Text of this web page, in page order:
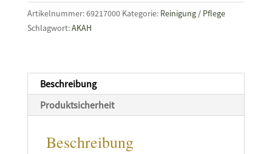
Menge
Artikelnummer:69217000 Kategorie: Reinigung / Pflege
Schlagwort:AKAH
Beschreibung
Produktsicherheit
Beschreibung